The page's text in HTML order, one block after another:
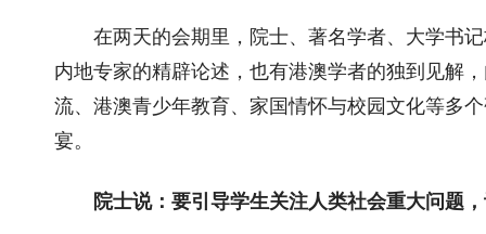
在两天的会期里，院士、著名学者、大学书
内地专家的精辟论述，也有港澳学者的独到见解
流、港澳青少年教育、家国情怀与校园文化等多
宴。
院士说：要引导学生关注人类社会重大问题